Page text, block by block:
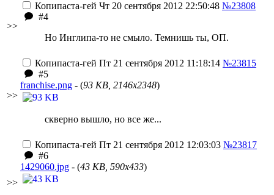
>>
Копипаста-гей Чт 20 сентября 2012 22:50:48 №23808
#4
Но Инглипа-то не смыло. Темнишь ты, ОП.
>>
Копипаста-гей Пт 21 сентября 2012 11:18:14 №23815
#5
franchise.png - (93 KB, 2146x2348)
скверно вышло, но все же...
>>
Копипаста-гей Пт 21 сентября 2012 12:03:03 №23817
#6
1429060.jpg - (43 KB, 590x433)